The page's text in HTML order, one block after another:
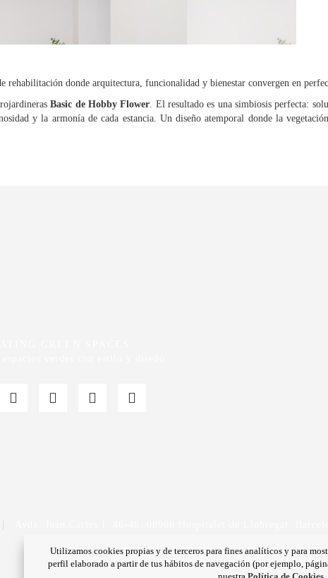
rehabilitación donde arquitectura, funcionalidad y bienestar convergen en
Basic de Hobby Flower. El resultado es una simbiosis perfecta:
y la armonía de cada estancia. Un diseño atemporal donde la
Utilizamos cookies propias y de terceros para fines analíticos y para
perfil elaborado a partir de tus hábitos de navegación (por ejemplo,